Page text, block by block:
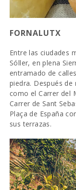
FORNALUTX
Entre las ciudades
Sóller, en plena
entramado de
piedra. Después
como el Carrer del
Carrer de Sant
Plaça de España
sus terrazas.